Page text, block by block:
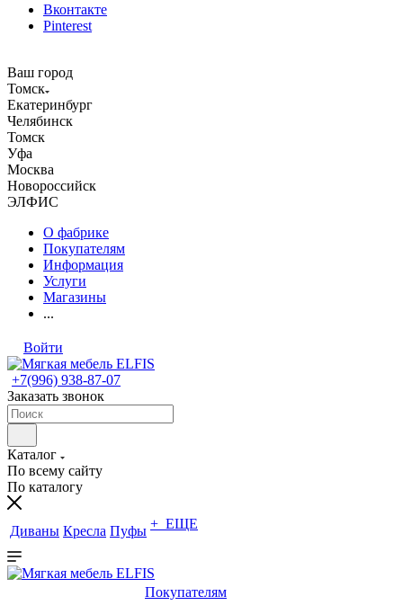
Вконтакте
Pinterest
Ваш город
Томск
Екатеринбург
Челябинск
Томск
Уфа
Москва
Новороссийск
ЭЛФИС
О фабрике
Покупателям
Информация
Услуги
Магазины
...
Войти
+7(996) 938-87-07
Заказать звонок
Каталог
По всему сайту
По каталогу
Диваны Кресла Пуфы + ЕЩЕ
Покупателям